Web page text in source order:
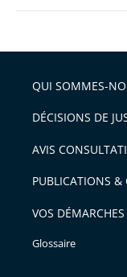
QUI SOMMES-
DÉCISIONS DE
AVIS
PUBLICATIONS &
VOS DÉMARCHES
Glossaire